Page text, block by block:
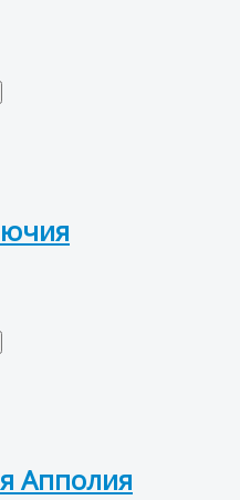
Апполия